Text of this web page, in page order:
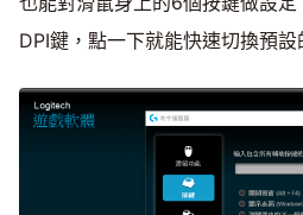
DPI鍵，點一下就能快速切換預設